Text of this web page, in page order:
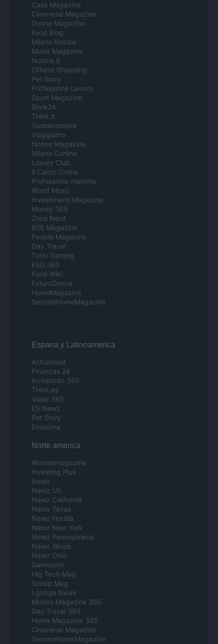
Casa Magazine
Cineverse Magazine
Donne Magazine
Food Blog
Milano Notizie
Motor Magazine
Notizie.it
Offerte Shopping
Pet Story
Professione Lavoro
Sport Magazine
Style24
Think.it
Tuobenessere
Viaggiamo
Nonne Magazine
Milano Cortina
Luxury Club
Il Calcio Online
Professione mamma
World Music
Investimenti Magazine
Money 365
Zona Nerd
B2B Magazine
People Magazine
Day Travel
Tutto Gaming
ESG 365
Food Wiki
FuturoDonna
HomeMagazine
SecondHomeMagazine
Espana y Latinoamerica
Actualidad
Finanzas 24
Investindo 365
Think.es
Viajar 365
ES Newz
Pet Story
Encocina
Norte america
Womanmagazine
Investing Plus
Newz
Newz US
Newz California
Newz Texas
Newz Florida
Newz New York
Newz Pennsylvania
Newz Illinois
Newz Ohio
Gameland
Hig Tech Mag
Scoop Mag
Lgbtqia News
Motors Magazine 365
Day Travel 365
Home Magazine 365
Cineverse Magazine
SecondHomeMagazine